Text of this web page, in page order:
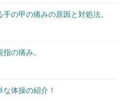
の甲の痛みの原因と対処法。
の痛み。
体操の紹介！